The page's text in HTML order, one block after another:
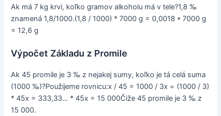
Ak má 7 kg krvi, koľko gramov alkoholu má v tele?1,8 ‰
znamená 1,8/1000.(1,8 / 1000) * 7000 g = 0,0018 * 7000 g
= 12,6 g
Výpočet Základu z Promile
Ak 45 promile je 3 ‰ z nejakej sumy, koľko je tá celá suma
(1000 ‰)?Použijeme rovnicu:x / 45 = 1000 / 3x = (1000 / 3)
* 45x = 333,33… * 45x = 15 000Čiže 45 promile je 3 ‰ z
15 000.